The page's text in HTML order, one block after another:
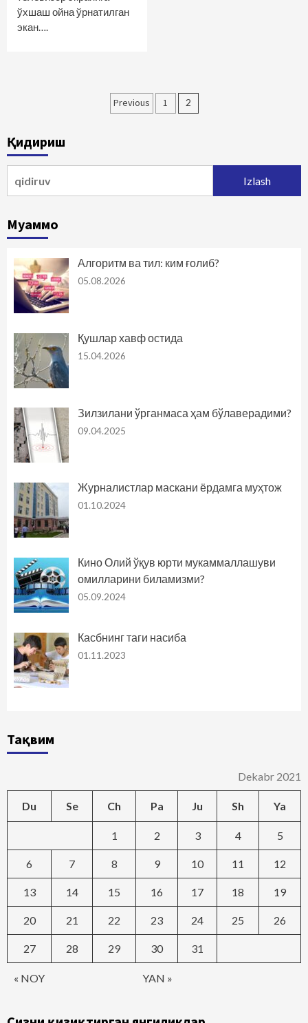
ўхшаш ойна ўрнатилган
экан….
Maqolalar
Previous 1 2
Қидириш
Муаммо
Алгоритм ва тил: ким ғолиб?
05.08.2026
Қушлар хавф остида
15.04.2026
Зилзилани ўрганмаса ҳам бўлаверадими?
09.04.2025
Журналистлар маскани ёрдамга муҳтож
01.10.2024
Кино Олий ўқув юрти мукаммаллашуви
омилларини биламизми?
05.09.2024
Касбнинг таги насиба
01.11.2023
Тақвим
Dekabr 2021
Du Se Ch Pa Ju Sh Ya
« NOY YAN »
1 2 3 4 5
6 7 8 9 10 11 12
13 14 15 16 17 18 19
20 21 22 23 24 25 26
27 28 29 30 31